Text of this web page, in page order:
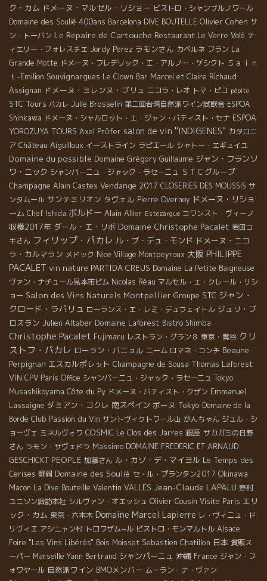
ク・カム ドメーヌ・マルセル・リショー ビストロ・シャンブルノワール
Domaine des Soulié 400ans Barcelona DIVE BOUTELLE Olivier Cohen サ
ン・トーバン Le Repaire de Cartouche Restaurant Le Verre Volé テ
ィエリー・フォレスチエ Jordy Perez ラモンさん カベルネ フラン La
Grande Motte ドメーヌ・フレデリック・エ・アルノー・ゲシクト Ｓａｉｎ
ｔ-Emilion Souvignargues Le Clown Bar Marcel et Claire Richaud
Assignan ドメーヌ・ミレンヌ・ブリュ ニコラ・レオ トマ・ピコ pépite
STC Tours パカレ Julie Brosselin 第二回台湾自然派ワイン試飲会 ESPOA
Shinkawa ドメーヌ・シャルロット・エ・ジャン・バティスト・セナ ESPOA
YOROZUYA TOURS Axel Prϋfer salon de vin ''INDIGENES'' カタロニ
ア Château Aiguilloux イーストライン ラピエール シャトー・エギュイユ
Domaine du possible Domaine Grégory Guillaume ジャン・フランソ
ワ・ニック シャンパ－ニュ・ジャック・ラセ－ニュ ＳＴＣグループ
Champagne Alain Castex Vendange 2017 CLOSERIES DES MOUSSIS サ
ンタムール サンテミリオン タヴェル Pierre Overnoy ドメーヌ・リショ
ーム Chef Ishida ボルドー Alain Allier Estezargue コワンスト・ヴィーノ
収穫2017年 ダール・エ・リボ Domaine Christophe Pacalet 岩田コ
キさん フィリップ・パカレ ル・ブ・デュ・モンド ドメーヌ・ニコ
ラ・カルマラン メドック Nice Village Montpeyroux 大阪 PHILIPPE
PACALET vin nature PARTIDA CREUS Domaine La Petite Baigneuse
ヴァン・ナチュール見本市ビム Nicolas Réau マルセル・エ・クレール・リシ
ョー Salon des Vins Naturels Montpellier Groupe STC ジャン・
クロード・ラパリュ ローランス・エ・レミ・デュフェイトル ジュリ・ブ
ロスラン Julien Altaber Domaine Laforest Bistro Shimba
Christophe Pacalet Fujimaru レストラン・グラン８ 東京・鴬谷 クリ
ストフ・パカレ ローラン・バニョル ニーム ロマネ・コンチ Beaune
Perpignan エスカルポレット Champagne de Sousa Thomas Laforest
VIN CPV Paris Office シャンパーニュ・ジャック・ラセーニュ Tokyo
Musashikoyama Côte du Py ドメーヌ・バティスト・クザン Emmanuel
Lassaigne ダミアン・コクレ 南スペイン ボーヌ Tokyo Domaine de la
Borde Club Passion du Vin サントヴィクトワール山 がんちゃん ジュル・シ
ョーヴェ ミネルヴォワ COSMIC Le Clos des Jarres 銀座 サカガミの日野
さん ラモン・サヴェドラ Massimo DOMAINE FREDERIC ET ARNAUD
GESCHICKT PEOPLE 加藤さん ル・カゾ・デ・マイヨル Le Temps des
Cerises 静岡 Domaine des Soulié セ・ル・プランタン2017 Okinawa
Macon La Dive Bouteille Valentin VALLES Jean-Claude LAPALU 野村
ユニソン諏訪本社 シルヴァン・オエッシュ Olivier Cousin Visite Paris エリ
ック・カム 東京・六本木 Domaine Marcel Lapierre レ・ヴィニュ・ド
リヴィエ アシニャン村 トロワザム−ル ビストロ・モンマルトル Alsace
Foire "Les Vins Libérés" Bois Moisset Sebastien Chatillon 日本 質販ス
ーパー Marseille Yann Bertrand シャンパーニュ 沖縄 France ジャン・フ
ォワヤール 自然派ワイン BMOメンバー ムーラン・ナ・ヴァン